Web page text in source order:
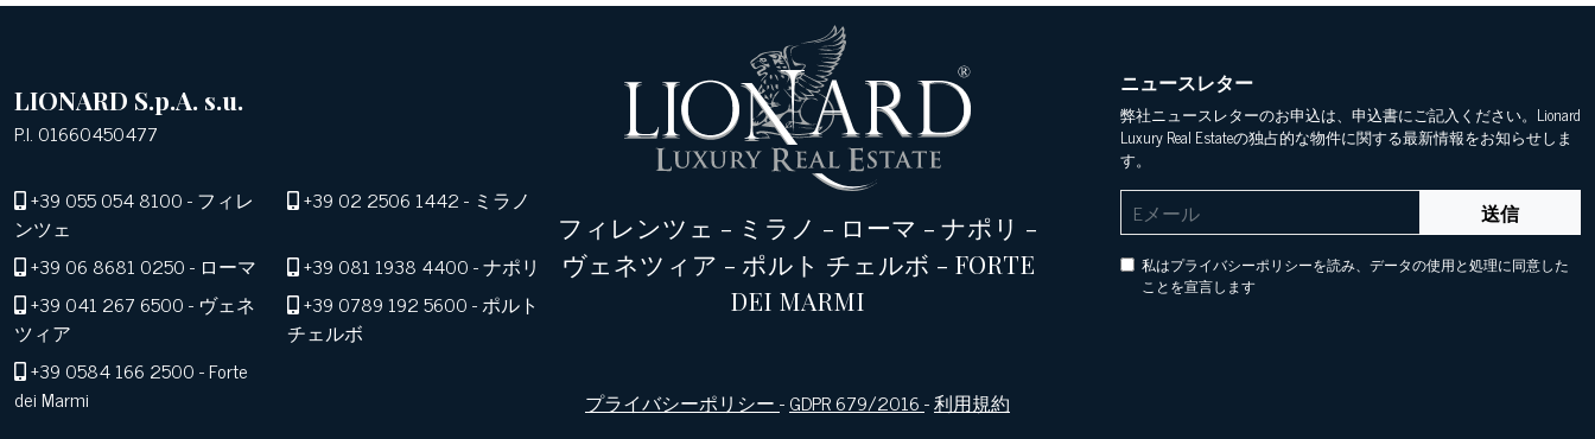
LIONARD S.p.A. s.u.
P.I. 01660450477
+39 055 054 8100- フィレ
ンツェ
+39 02 2506 1442- ミラノ
+39 06 8681 0250- ローマ +39 081 1938 4400- ナポリ
+39 041 267 6500- ヴェネ
ツィア
+39 0789 192 5600- ポルト
チェルボ
+39 0584 166 2500- Forte
dei Marmi
フィレンツェ - ミラノ - ローマ - ナポリ -
ヴェネツィア - ポルト チェルボ - FORTE
DEI MARMI
プライバシーポリシー-GDPR 679/2016-利用規約
ニュースレター
弊社ニュースレターのお申込は、申込書にご記入ください。Lionard
Luxury Real Estateの独占的な物件に関する最新情報をお知らせしま
す。
送信
私はプライバシーポリシーを読み、データの使用と処理に同意した
ことを宣言します